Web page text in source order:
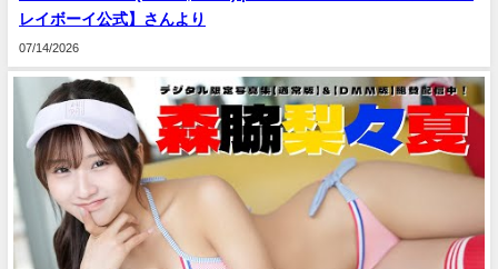
レイボーイ公式】さんより
07/14/2026